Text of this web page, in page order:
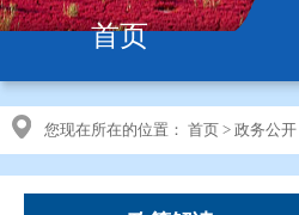
首页
您现在所在的位置： 首页 > 政务公开